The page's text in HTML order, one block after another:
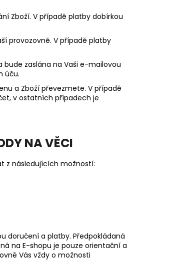
Zboží. V případě platby dobírkou
provozovně. V případě platby
zaslána na Vaši e-mailovou
úču.
a Zboží převezmete. V případě
v ostatních případech je
NA VĚCI
z následujících možností:
doručení a platby. Předpokládaná
na E-shopu je pouze orientační a
Vás vždy o možnosti